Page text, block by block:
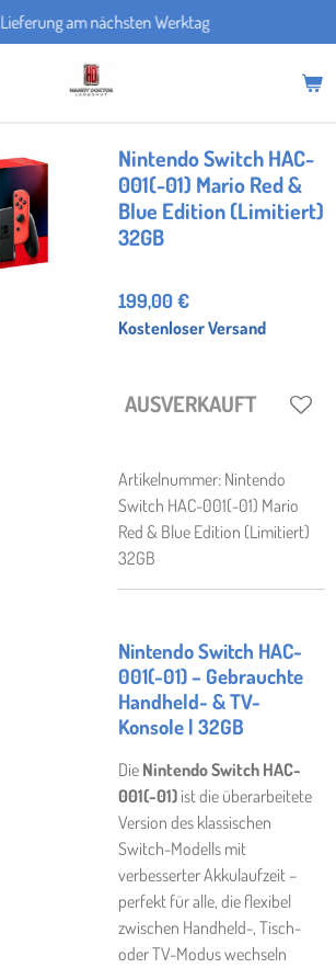
Lieferung am nächsten Werktag
Nintendo Switch HAC-
001(-01) Mario Red &
Blue Edition (Limitiert)
32GB
199,00 €
Kostenloser Versand
AUSVERKAUFT
Artikelnummer: Nintendo
Switch HAC-001(-01) Mario
Red & Blue Edition (Limitiert)
32GB
Nintendo Switch HAC-
001(-01) – Gebrauchte
Handheld- & TV-
Konsole | 32GB
Die Nintendo Switch HAC-
001(-01) ist die überarbeitete
Version des klassischen
Switch-Modells mit
verbesserter Akkulaufzeit –
perfekt für alle, die flexibel
zwischen Handheld-, Tisch-
oder TV-Modus wechseln